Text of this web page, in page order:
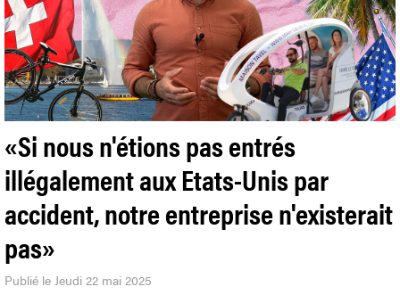
«Si nous n'étions pas entrés
illégalement aux Etats-Unis par
accident, notre entreprise n'existerait
pas»
Publié le Jeudi 22 mai 2025